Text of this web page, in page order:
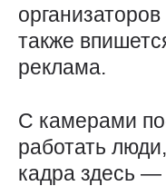
также
реклама.
С камерами
работать
кадра здесь —